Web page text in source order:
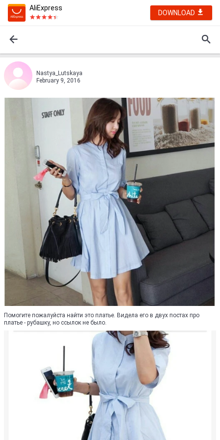
AliExpress
DOWNLOAD
Nastya_Lutskaya
February 9, 2016
Помогите пожалуйста найти это платье. Видела его в двух постах про
платье - рубашку, но ссылок не было.